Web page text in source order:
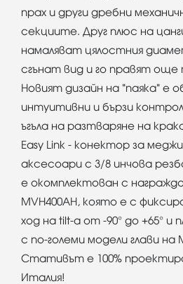
прах и други дребни
секциите. Друг плюс на
намаляват цялостния
сгънат вид и го правят още
Новият дизайн на "паяка" е
интуитивни и бързи
ъгъла на разтваряне на
Easy Link - конектор за
аксесоари с 3/8 инчова
е окомплектован с
MVH400AH, която е с
ход на tilt-а от -90° до +65° и
с по-големи модели глави на
Стативът е 100%
Италия!